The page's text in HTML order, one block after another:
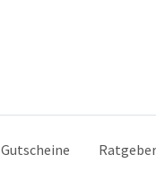
Gutscheine Ratgeber